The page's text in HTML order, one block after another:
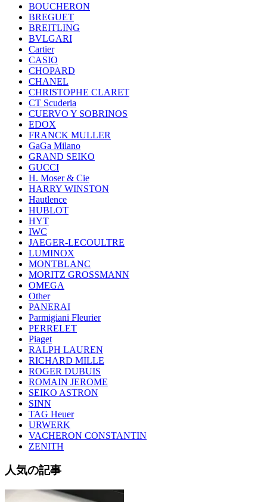
BOUCHERON
BREGUET
BREITLING
BVLGARI
Cartier
CASIO
CHOPARD
CHANEL
CHRISTOPHE CLARET
CT Scuderia
CUERVO Y SOBRINOS
EDOX
FRANCK MULLER
GaGa Milano
GRAND SEIKO
GUCCI
H. Moser & Cie
HARRY WINSTON
Hautlence
HUBLOT
HYT
IWC
JAEGER-LECOULTRE
LUMINOX
MONTBLANC
MORITZ GROSSMANN
OMEGA
Other
PANERAI
Parmigiani Fleurier
PERRELET
Piaget
RALPH LAUREN
RICHARD MILLE
ROGER DUBUIS
ROMAIN JEROME
SEIKO ASTRON
SINN
TAG Heuer
URWERK
VACHERON CONSTANTIN
ZENITH
人気の記事